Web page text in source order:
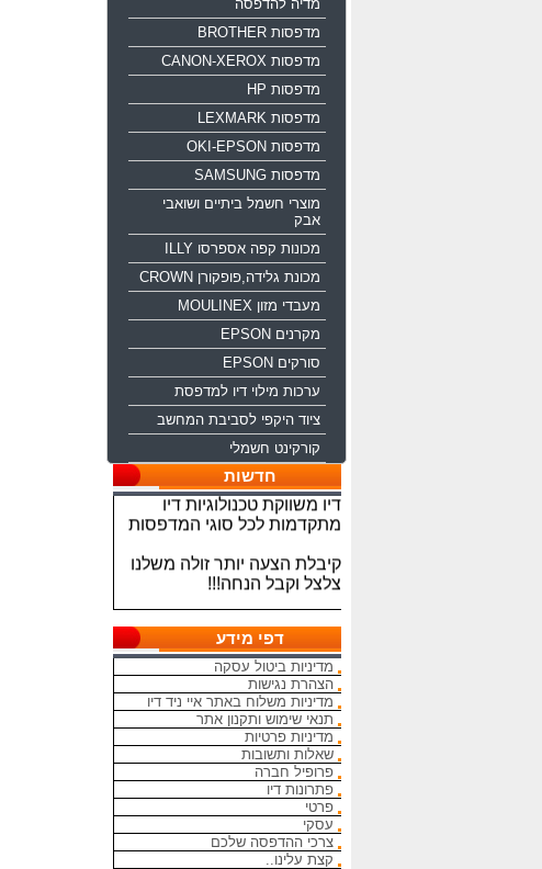
מדיה להדפסה
מדפסות BROTHER
מדפסות CANON-XEROX
מדפסות HP
מדפסות LEXMARK
מדפסות OKI-EPSON
מדפסות SAMSUNG
מוצרי חשמל ביתיים ושואבי
אבק
מכונות קפה אספרסו ILLY
מכונת גלידה,פופקורן CROWN
מעבדי מזון MOULINEX
מקרנים EPSON
סורקים EPSON
ערכות מילוי דיו למדפסת
ציוד היקפי לסביבת המחשב
קורקינט חשמלי
חדשות
ברוכים הבאים לחברת איי ניד
דיו משווקת טכנולוגיות דיו
מתקדמות לכל סוגי המדפסות
צלצל וקבל הנחה!!!
בארץ בראשי הדיו והטונרים
התואמים, יש אפשרות למשלוח
מהיום להיום
המחירים באתר אינם סופיים,יש
הנחה על קניה כמותית פרטים
במרכז ההזמנות
מאמינים אך ורק ביחס אישי
הוגן ובהקשבה
ללקוחות.בזכותכם הצלחתנו
בכל שאלה עניין והתלבטות אין
דפי מידע
מדיניות ביטול עסקה
הצהרת נגישות
מדיניות משלוח באתר איי ניד דיו
תנאי שימוש ותקנון אתר
מדיניות פרטיות
שאלות ותשובות
פרופיל חברה
פתרונות דיו
פרטי
עסקי
צרכי ההדפסה שלכם
קצת עלינו..